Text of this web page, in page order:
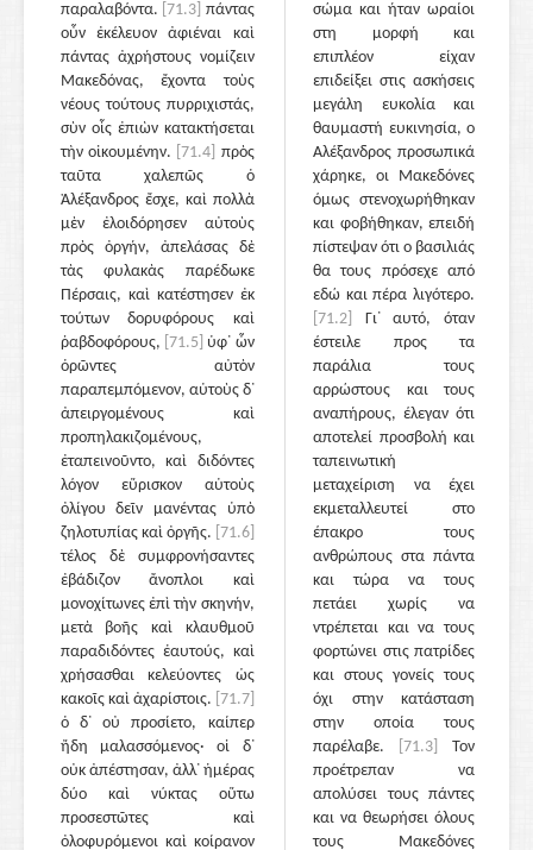
παραλαβόντα. [71.3] πάντας
οὖν ἐκέλευον ἀφιέναι καὶ
πάντας ἀχρήστους νομίζειν
Μακεδόνας, ἔχοντα τοὺς
νέους τούτους πυρριχιστάς,
σὺν οἷς ἐπιὼν κατακτήσεται
τὴν οἰκουμένην. [71.4] πρὸς
ταῦτα χαλεπῶς ὁ
Ἀλέξανδρος ἔσχε, καὶ πολλὰ
μὲν ἐλοιδόρησεν αὐτοὺς
πρὸς ὀργήν, ἀπελάσας δὲ
τὰς φυλακὰς παρέδωκε
Πέρσαις, καὶ κατέστησεν ἐκ
τούτων δορυφόρους καὶ
ῥαβδοφόρους, [71.5] ὑφ᾽ ὧν
ὁρῶντες αὐτὸν
παραπεμπόμενον, αὑτοὺς δ᾽
ἀπειργομένους καὶ
προπηλακιζομένους,
ἐταπεινοῦντο, καὶ διδόντες
λόγον εὕρισκον αὑτοὺς
ὀλίγου δεῖν μανέντας ὑπὸ
ζηλοτυπίας καὶ ὀργῆς. [71.6]
τέλος δὲ συμφρονήσαντες
ἐβάδιζον ἄνοπλοι καὶ
μονοχίτωνες ἐπὶ τὴν σκηνήν,
μετὰ βοῆς καὶ κλαυθμοῦ
παραδιδόντες ἑαυτούς, καὶ
χρήσασθαι κελεύοντες ὡς
κακοῖς καὶ ἀχαρίστοις. [71.7]
ὁ δ᾽ οὐ προσίετο, καίπερ
ἤδη μαλασσόμενος· οἱ δ᾽
οὐκ ἀπέστησαν, ἀλλ᾽ ἡμέρας
δύο καὶ νύκτας οὕτω
προσεστῶτες καὶ
ὀλοφυρόμενοι καὶ κοίρανον
σώμα και ήταν ωραίοι
στη μορφή και
επιπλέον είχαν
επιδείξει στις ασκήσεις
μεγάλη ευκολία και
θαυμαστή ευκινησία, ο
Αλέξανδρος προσωπικά
χάρηκε, οι Μακεδόνες
όμως στενοχωρήθηκαν
και φοβήθηκαν, επειδή
πίστεψαν ότι ο βασιλιάς
θα τους πρόσεχε από
εδώ και πέρα λιγότερο.
[71.2]
Γι᾽ αυτό, όταν
έστειλε προς τα
παράλια τους
αρρώστους και τους
αναπήρους, έλεγαν ότι
αποτελεί προσβολή και
ταπεινωτική
μεταχείριση να έχει
εκμεταλλευτεί στο
έπακρο τους
ανθρώπους στα πάντα
και τώρα να τους
πετάει χωρίς να
ντρέπεται και να τους
φορτώνει στις πατρίδες
και στους γονείς τους
όχι στην κατάσταση
στην οποία τους
παρέλαβε.
[71.3]
Τον
προέτρεπαν να
απολύσει τους πάντες
και να θεωρήσει όλους
τους Μακεδόνες